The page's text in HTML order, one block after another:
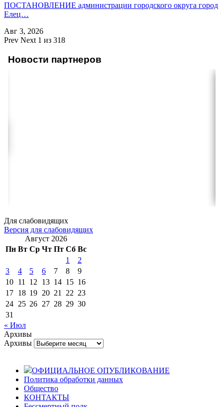
ПОСТАНОВЛЕНИЕ администрации городского округа город
Елец…
Авг 3, 2026
Prev Next 1 из 318
Новости партнеров
Для слабовидящих
Версия для слабовидящих
Август 2026
Пн Вт Ср Чт Пт Сб Вс
1
2
3
4 5 6 7 8
9
10 11 12 13 14 15 16
17 18 19 20 21 22 23
24 25 26 27 28 29 30
31
« Июл
Архивы
Архивы
ОФИЦИАЛЬНОЕ ОПУБЛИКОВАНИЕ
Политика обработки данных
Общество
КОНТАКТЫ